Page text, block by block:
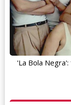
'La Bola